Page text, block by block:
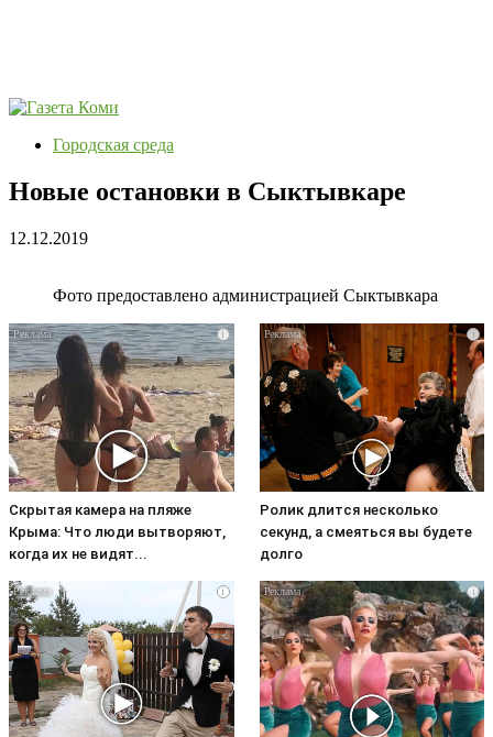
Городская среда
Новые остановки в Сыктывкаре
12.12.2019
Фото предоставлено администрацией Сыктывкара
i
Скрытая камера на пляже
Крыма: Что люди вытворяют,
когда их не видят...
i
Ролик длится несколько
секунд, а смеяться вы будете
долго
i i